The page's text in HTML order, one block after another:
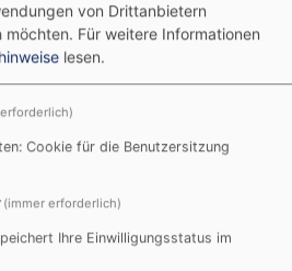
verteilt.
hier zum
Gemeindebriefe auch in
. Und haben diesen somit immer
von Drittanbietern
möchten. Für weitere Informationen
lesen.
Cookie für die Benutzersitzung
(immer erforderlich)
Ihre Einwilligungsstatus im